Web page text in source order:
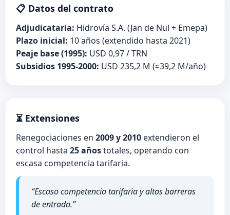
📋 Datos del contrato
Adjudicataria: Hidrovía S.A. (Jan de Nul + Emepa)
Plazo inicial: 10 años (extendido hasta 2021)
Peaje base (1995): USD 0,97 / TRN
Subsidios 1995-2000: USD 235,2 M (≈39,2 M/año)
⏳ Extensiones
Renegociaciones en 2009 y 2010 extendieron el
control hasta 25 añostotales, operando con
escasa competencia tarifaria.
“Escaso competencia tarifaria y altas barreras
de entrada.”